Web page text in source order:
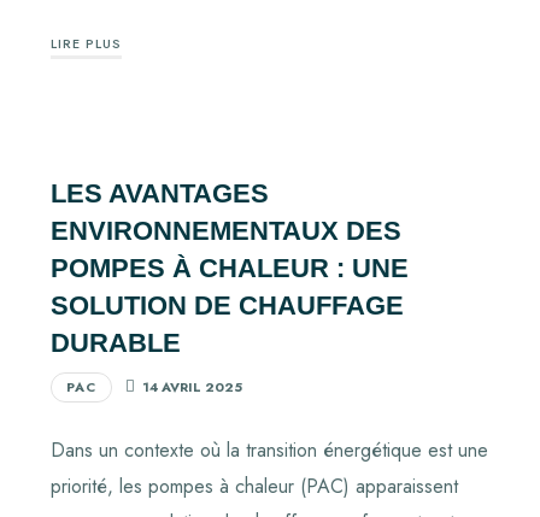
LIRE PLUS
LES AVANTAGES
ENVIRONNEMENTAUX DES
POMPES À CHALEUR : UNE
SOLUTION DE CHAUFFAGE
DURABLE
PAC 14 AVRIL 2025
Dans un contexte où la transition énergétique est une
priorité, les pompes à chaleur (PAC) apparaissent